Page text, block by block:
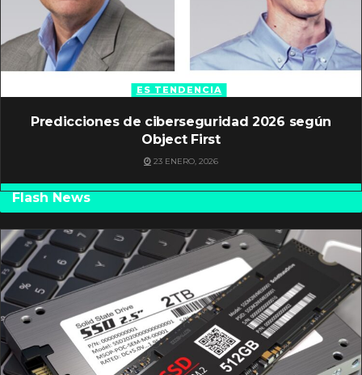
ES TENDENCIA
Predicciones de ciberseguridad 2026 según
Object First
23 ENERO, 2026
Flash News